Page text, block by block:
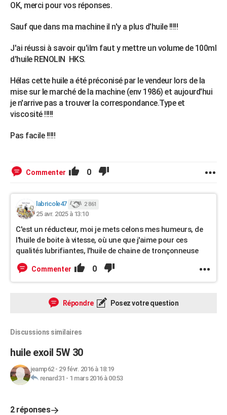
OK, merci pour vos réponses.
Sauf que dans ma machine il n'y a plus d'huile !!!!!
J'ai réussi à savoir qu'ilm faut y mettre un volume de 100ml
d'huile RENOLIN HKS.
Hélas cette huile a été préconisé par le vendeur lors de la
mise sur le marché de la machine (env 1986) et aujourd'hui
je n'arrive pas a trouver la correspondance.Type et
viscosité !!!!!
Pas facile !!!!!
Commenter 0
labricole47 2 861
25 avr. 2025 à 13:10
C'est un réducteur, moi je mets celons mes humeurs, de
l'huile de boite à vitesse, où une que j'aime pour ces
qualités lubrifiantes, l'huile de chaine de tronçonneuse
Commenter 0
Répondre Posez votre question
Discussions similaires
huile exoil 5W 30
jeamp62- 29 févr. 2016 à 18:19
renard31 - 1 mars 2016 à 00:53
2 réponses